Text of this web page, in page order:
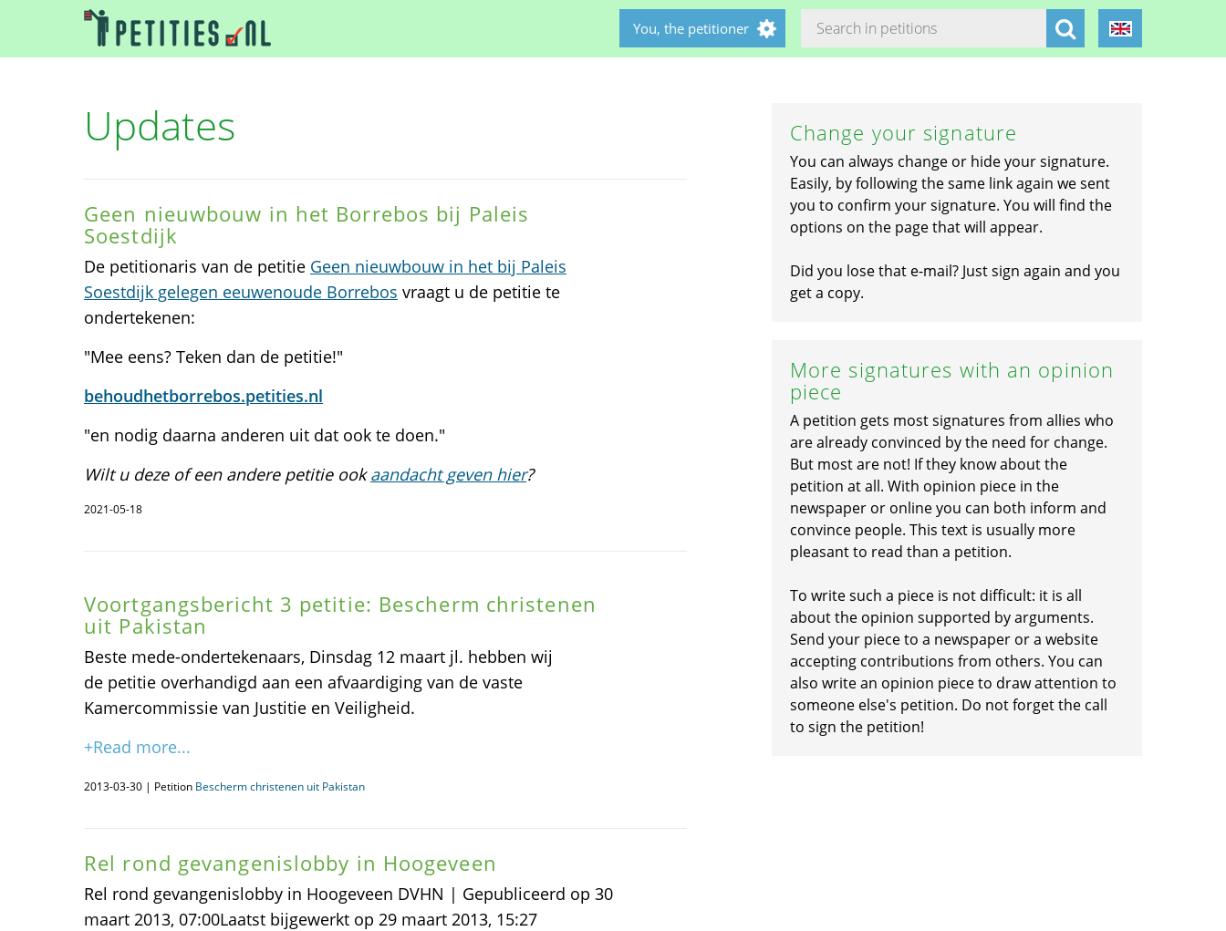
You, the petitioner
Updates
Geen nieuwbouw in het Borrebos bij Paleis
Soestdijk
De petitionaris van de petitie Geen nieuwbouw in het bij Paleis
Soestdijk gelegen eeuwenoude Borrebos vraagt u de petitie te
ondertekenen:
"Mee eens? Teken dan de petitie!"
behoudhetborrebos.petities.nl
"en nodig daarna anderen uit dat ook te doen."
Wilt u deze of een andere petitie ookaandacht geven hier?
2021-05-18
Voortgangsbericht 3 petitie: Bescherm christenen
uit Pakistan
Beste mede-ondertekenaars, Dinsdag 12 maart jl. hebben wij
de petitie overhandigd aan een afvaardiging van de vaste
Kamercommissie van Justitie en Veiligheid.
+Read more...
2013-03-30 | Petition Bescherm christenen uit Pakistan
Rel rond gevangenislobby in Hoogeveen
Rel rond gevangenislobby in Hoogeveen DVHN | Gepubliceerd op 30
maart 2013, 07:00Laatst bijgewerkt op 29 maart 2013, 15:27
Change your signature
You can always change or hide your signature.
Easily, by following the same link again we sent
you to confirm your signature. You will find the
options on the page that will appear.
Did you lose that e-mail? Just sign again and you
get a copy.
More signatures with an opinion
piece
A petition gets most signatures from allies who
are already convinced by the need for change.
But most are not! If they know about the
petition at all. With opinion piece in the
newspaper or online you can both inform and
convince people. This text is usually more
pleasant to read than a petition.
To write such a piece is not difficult: it is all
about the opinion supported by arguments.
Send your piece to a newspaper or a website
accepting contributions from others. You can
also write an opinion piece to draw attention to
someone else's petition. Do not forget the call
to sign the petition!